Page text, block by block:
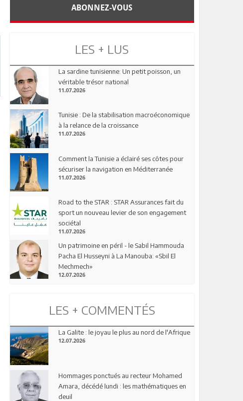
ABONNEZ-VOUS
LES + LUS
La sardine tunisienne: Un petit poisson, un
véritable trésor national
11.07.2026
Tunisie : De la stabilisation macroéconomique
à la relance de la croissance
11.07.2026
Comment la Tunisie a éclairé ses côtes pour
sécuriser la navigation en Méditerranée
11.07.2026
Road to the STAR : STAR Assurances fait du
sport un nouveau levier de son engagement
sociétal
11.07.2026
Un patrimoine en péril - le Sabil Hammouda
Pacha El Husseyni à La Manouba: «Sbil El
Mechmech»
12.07.2026
LES + COMMENTÉS
La Galite : le joyau le plus au nord de l'Afrique
12.07.2026
Hommages ponctués au recteur Mohamed
Amara, décédé lundi : les mathématiques en
deuil